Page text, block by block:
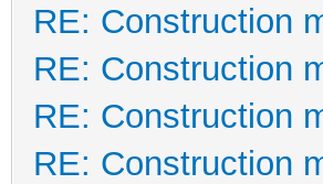
RE: Construction
RE: Construction
RE: Construction
RE: Construction